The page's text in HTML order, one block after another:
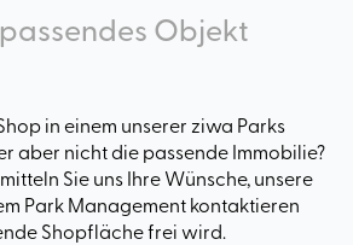
Objekt
in einem unserer ziwa Parks
aber nicht die passende Immobilie?
Sie uns Ihre Wünsche, unsere
Park Management kontaktieren
Shopfläche frei wird.